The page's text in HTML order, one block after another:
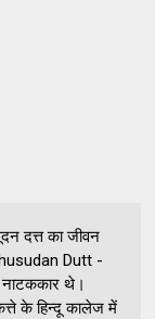
दत्त का जीवन
Dutt -
थे।
के हिन्दू कालेज में